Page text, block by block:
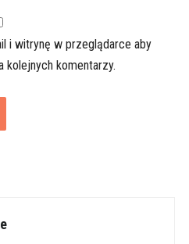
i witrynę w przeglądarce aby
kolejnych komentarzy.